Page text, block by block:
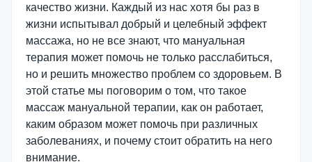
качество жизни. Каждый из нас хотя бы раз в
жизни испытывал добрый и целебный эффект
массажа, но не все знают, что мануальная
терапия может помочь не только расслабиться,
но и решить множество проблем со здоровьем. В
этой статье мы поговорим о том, что такое
массаж мануальной терапии, как он работает,
каким образом может помочь при различных
заболеваниях, и почему стоит обратить на него
внимание.